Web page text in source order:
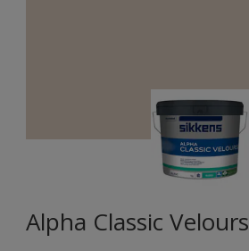
Alpha Classic Velours